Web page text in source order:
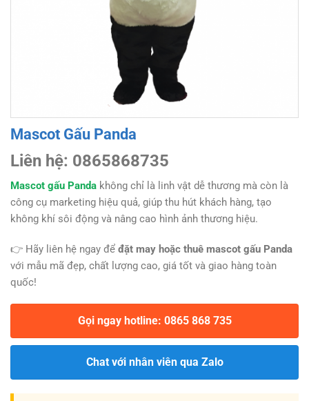
Mascot Gấu Panda
Liên hệ: 0865868735
Mascot gấu Panda không chỉ là linh vật dễ thương mà còn là
công cụ marketing hiệu quả, giúp thu hút khách hàng, tạo
không khí sôi động và nâng cao hình ảnh thương hiệu.
👉 Hãy liên hệ ngay để đặt may hoặc thuê mascot gấu Panda
với mẫu mã đẹp, chất lượng cao, giá tốt và giao hàng toàn
quốc!
Gọi ngay hotline: 0865 868 735
Chat với nhân viên qua Zalo